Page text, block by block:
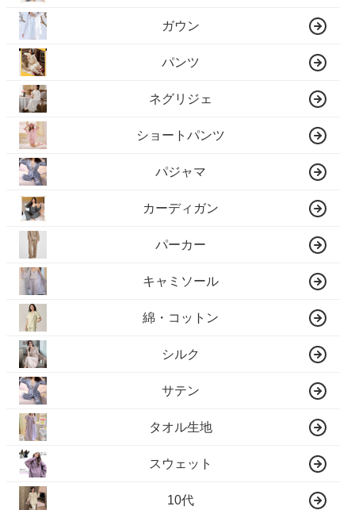
ガウン
パンツ
ネグリジェ
ショートパンツ
パジャマ
カーディガン
パーカー
キャミソール
綿・コットン
シルク
サテン
タオル生地
スウェット
10代